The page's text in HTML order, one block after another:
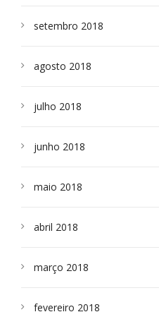
setembro 2018
agosto 2018
julho 2018
junho 2018
maio 2018
abril 2018
março 2018
fevereiro 2018